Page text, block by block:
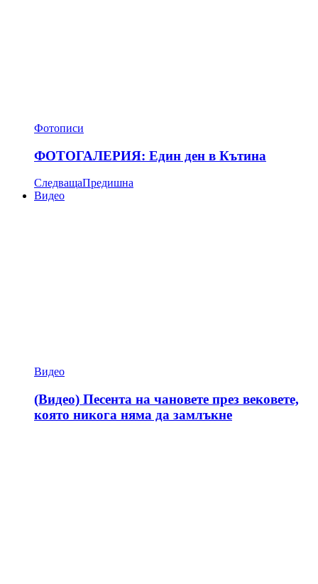
Фотописи
ФОТОГАЛЕРИЯ: Един ден в Кътина
СледващаПредишна
Видео
Видео
(Видео) Песента на чановете през вековете,
която никога няма да замлъкне